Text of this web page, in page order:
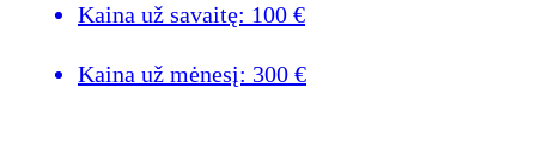
Kaina už savaitę: 100 €
Kaina už mėnesį: 300 €